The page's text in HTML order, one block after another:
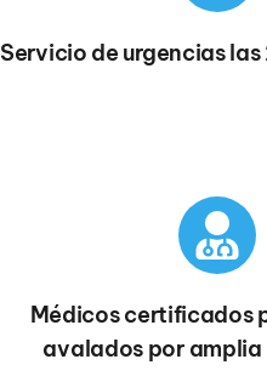
Servicio de urgencias las
Médicos certificados
avalados por